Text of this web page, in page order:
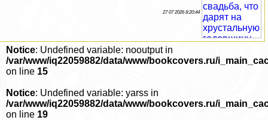
27 07 2026 8:20:44
Notice: Undefined variable: nooutput in
/var/www/iq22059882/data/www/bookcovers.ru/
on line 15
Notice: Undefined variable: yarss in
/var/www/iq22059882/data/www/bookcovers.ru/
on line 19